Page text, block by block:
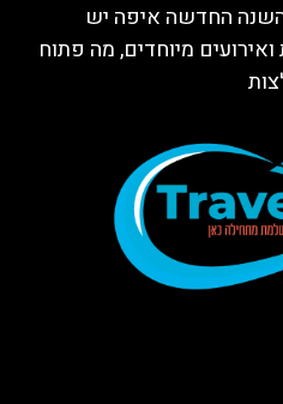
החדשה איפה יש
מיוחדים, מה פתוח